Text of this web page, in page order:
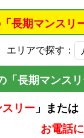
長期マンスリ
エリアで探す：
「長期マンス
スリー 」または
お電話